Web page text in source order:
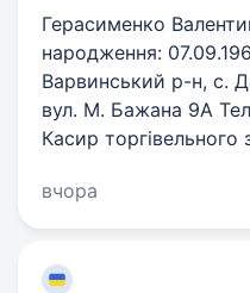
Герасименко
народження:
Варвинський р-н, с.
вул. М. Бажана 9А
Касир торгівельного
вчора